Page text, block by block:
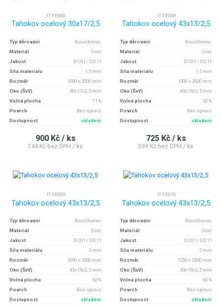
1T FE005
Tahokov ocelový 30x17/2,5
Typ děrování
Kosočtverec
Materiál
Ocel
Jakost
DC01 / DD11
Síla materiálu
1.5 mm
Rozměr
1000 x 2000 mm
Oko (ŠxV)
30x17x2, 5 mm
Volná plocha
71 %
Povrch
Bez úpravy
Dostupnost
skladem
900 Kč / ks
744 Kč bez DPH / ks
1T FE008
Tahokov ocelový 43x13/2,5
Typ děrování
Kosočtverec
Materiál
Ocel
Jakost
DC01 / DD11
Síla materiálu
1.5 mm
Rozměr
1000 x 2000 mm
Oko (ŠxV)
43x13x2, 5 mm
Volná plocha
62 %
Povrch
Bez úpravy
Dostupnost
skladem
725 Kč / ks
599 Kč bez DPH / ks
1T FE009
Tahokov ocelový 43x13/2,5
Typ děrování
Kosočtverec
Materiál
Ocel
Jakost
DC01 / DD11
Síla materiálu
2 mm
Rozměr
1000 x 2000 mm
Oko (ŠxV)
43x13x2, 5 mm
Volná plocha
62 %
Povrch
Bez úpravy
Dostupnost
skladem
1T FE010
Tahokov ocelový 43x13/2,5
Typ děrování
Kosočtverec
Materiál
Ocel
Jakost
DC01 / DD11
Síla materiálu
2 mm
Rozměr
1250 x 2500 mm
Oko (ŠxV)
43x13x2, 5 mm
Volná plocha
62 %
Povrch
Bez úpravy
Dostupnost
skladem